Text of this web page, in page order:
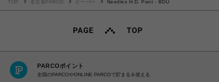
TOP 名古屋PARCO ビーバー Needles H.D. Pant - BDU
PARCOポイント
全国のPARCOやONLINE PARCOで貯まる＆使える